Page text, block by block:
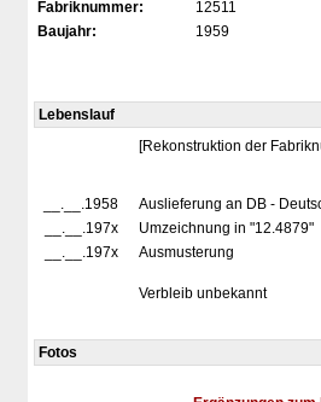
Fabriknummer:
12511
Baujahr:
1959
Lebenslauf
[Rekonstruktion der
__.__.1958
Auslieferung an DB -
__.__.197x
Umzeichnung in "12.4879"
__.__.197x
Ausmusterung
Verbleib unbekannt
Fotos